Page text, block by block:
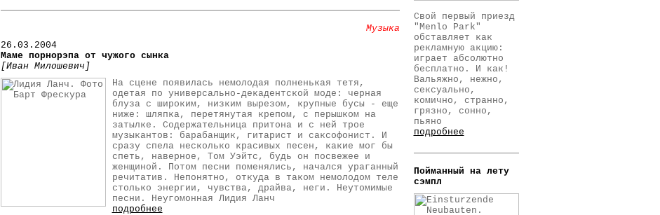
Музыка
26.03.2004
Маме порнорэпа от чужого сынка
[Иван Милошевич]
На сцене появилась немолодая полненькая тетя,
одетая по универсально-декадентской моде: черная
блуза с широким, низким вырезом, крупные бусы - еще
ниже: шляпка, перетянутая крепом, с перышком на
затылке. Содержательница притона и с ней трое
музыкантов: барабанщик, гитарист и саксофонист. И
сразу спела несколько красивых песен, какие мог бы
спеть, наверное, Том Уэйтс, будь он посвежее и
женщиной. Потом песни поменялись, начался ураганный
речитатив. Непонятно, откуда в таком немолодом теле
столько энергии, чувства, драйва, неги. Неутомимые
песни. Неугомонная Лидия Ланч
подробнее
Cвой первый приезд
"Menlo Park"
обставляет как
рекламную акцию:
играет абсолютно
бесплатно. И как!
Вальяжно, нежно,
сексуально,
комично, странно,
грязно, сонно,
пьяно
подробнее
Пойманный на лету
сэмпл